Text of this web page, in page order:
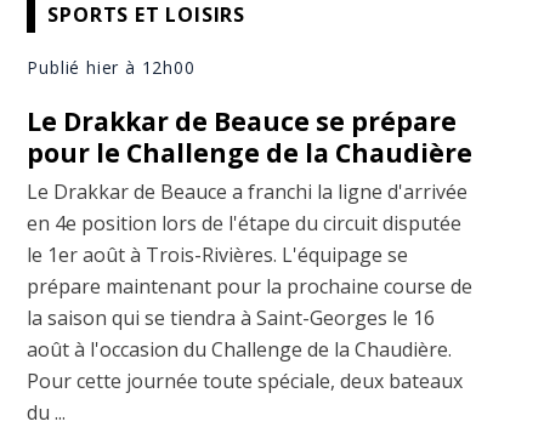
SPORTS ET LOISIRS
Publié hier à 12h00
Le Drakkar de Beauce se prépare
pour le Challenge de la Chaudière
Le Drakkar de Beauce a franchi la ligne d'arrivée
en 4e position lors de l'étape du circuit disputée
le 1er août à Trois-Rivières. L'équipage se
prépare maintenant pour la prochaine course de
la saison qui se tiendra à Saint-Georges le 16
août à l'occasion du Challenge de la Chaudière.
Pour cette journée toute spéciale, deux bateaux
du ...